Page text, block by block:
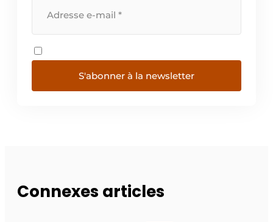
S'abonner à la newsletter
Connexes articles